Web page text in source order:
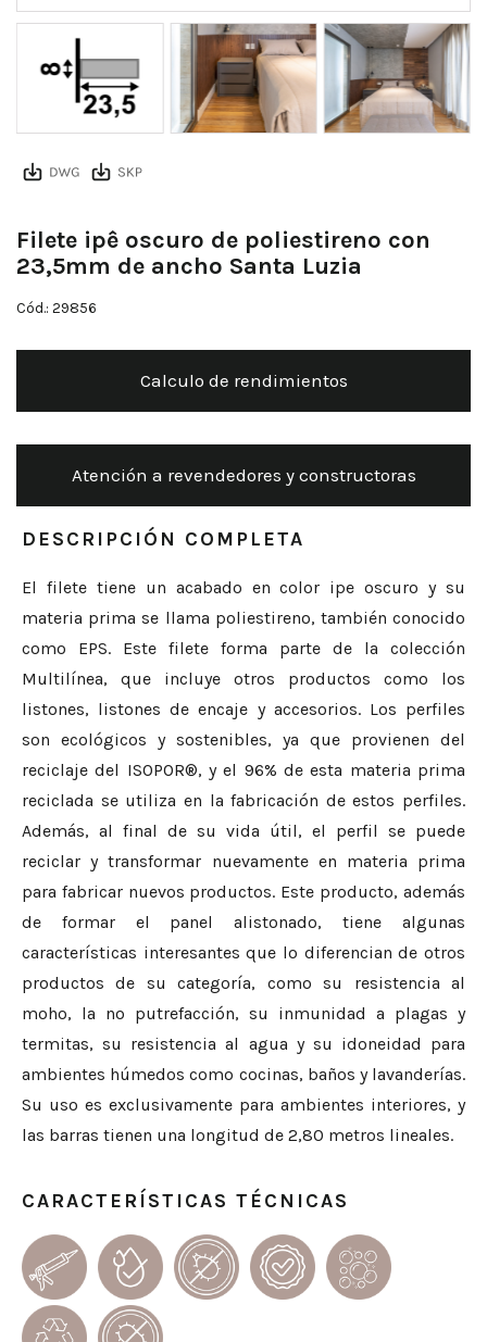
Filete ipê oscuro de poliestireno con
23,5mm de ancho Santa Luzia
Cód.: 29856
Calculo de rendimientos
Atención a revendedores y constructoras
DESCRIPCIÓN COMPLETA
El filete tiene un acabado en color ipe oscuro y su
materia prima se llama poliestireno, también conocido
como EPS. Este filete forma parte de la colección
Multilínea, que incluye otros productos como los
listones, listones de encaje y accesorios. Los perfiles
son ecológicos y sostenibles, ya que provienen del
reciclaje del ISOPOR®, y el 96% de esta materia prima
reciclada se utiliza en la fabricación de estos perfiles.
Además, al final de su vida útil, el perfil se puede
reciclar y transformar nuevamente en materia prima
para fabricar nuevos productos. Este producto, además
de formar el panel alistonado, tiene algunas
características interesantes que lo diferencian de otros
productos de su categoría, como su resistencia al
moho, la no putrefacción, su inmunidad a plagas y
termitas, su resistencia al agua y su idoneidad para
ambientes húmedos como cocinas, baños y lavanderías.
Su uso es exclusivamente para ambientes interiores, y
las barras tienen una longitud de 2,80 metros lineales.
CARACTERÍSTICAS TÉCNICAS